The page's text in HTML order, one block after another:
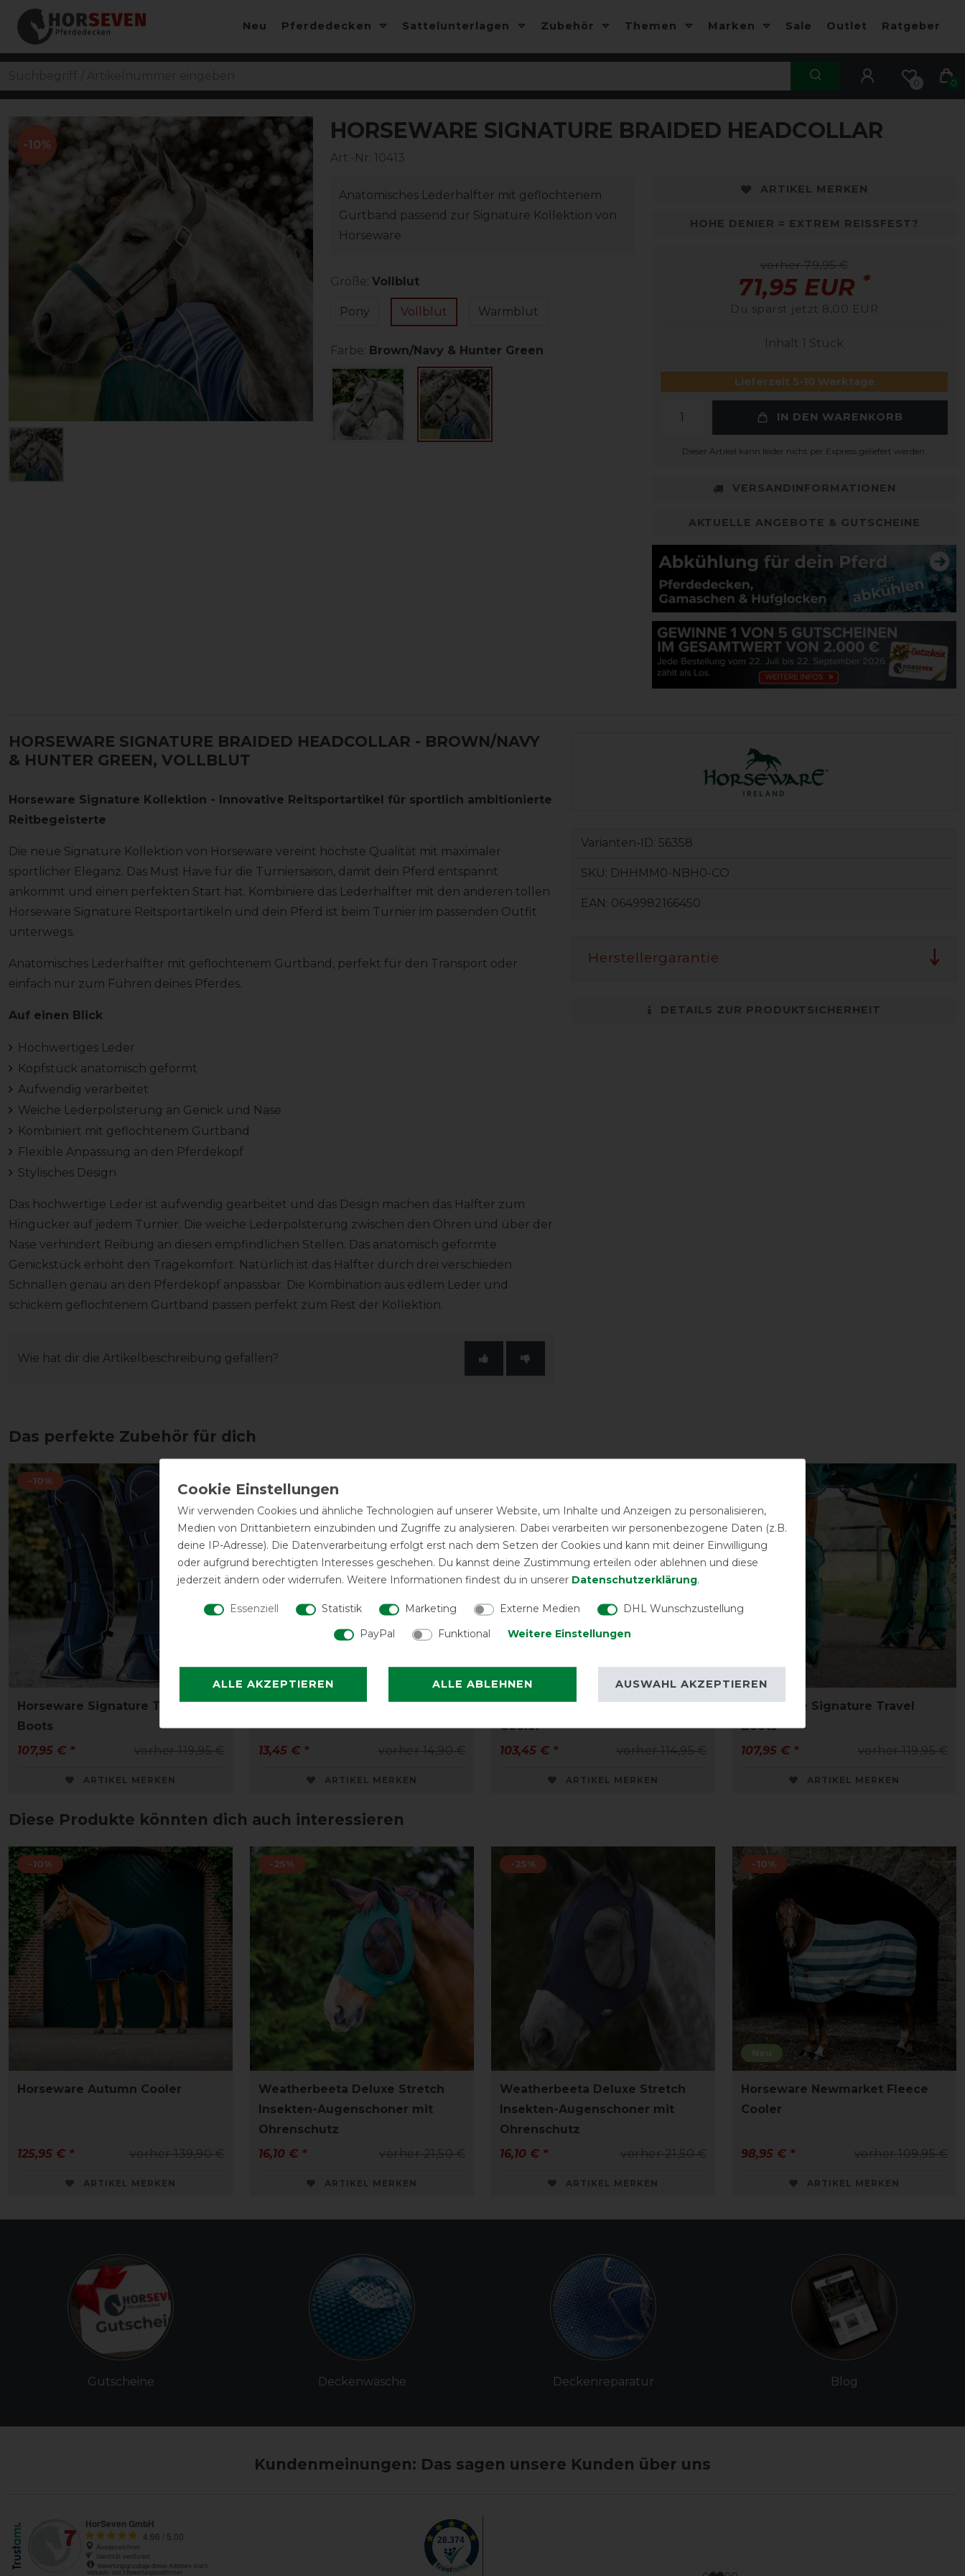
Neu Pferdedecken Sattelunterlagen Zubehör Themen Marken Sale Outlet Ratgeber
0 0
-10%
HORSEWARE SIGNATURE BRAIDED HEADCOLLAR
Art.-Nr: 10413
Anatomisches Lederhalfter mit geflochtenem
Gurtband passend zur Signature Kollektion von
Horseware
Größe: Vollblut
Pony Vollblut Warmblut
Farbe: Brown/Navy & Hunter Green
ARTIKEL MERKEN
HOHE DENIER = EXTREM REISSFEST?
vorher 79,95 €
71,95 EUR *
Du sparst jetzt 8,00 EUR
Inhalt 1 Stück
Lieferzeit 5-10 Werktage
IN DEN WARENKORB
Dieser Artikel kann leider nicht per Express geliefert werden.
VERSANDINFORMATIONEN
AKTUELLE ANGEBOTE & GUTSCHEINE
HORSEWARE SIGNATURE BRAIDED HEADCOLLAR - BROWN/NAVY
& HUNTER GREEN, VOLLBLUT
Horseware Signature Kollektion - Innovative Reitsportartikel für sportlich ambitionierte
Reitbegeisterte
Die neue Signature Kollektion von Horseware vereint höchste Qualität mit maximaler
sportlicher Eleganz. Das Must Have für die Turniersaison, damit dein Pferd entspannt
ankommt und einen perfekten Start hat. Kombiniere das Lederhalfter mit den anderen tollen
Horseware Signature Reitsportartikeln und dein Pferd ist beim Turnier im passenden Outfit
unterwegs.
Anatomisches Lederhalfter mit geflochtenem Gurtband, perfekt für den Transport oder
einfach nur zum Führen deines Pferdes.
Auf einen Blick
Hochwertiges Leder
Kopfstück anatomisch geformt
Aufwendig verarbeitet
Weiche Lederpolsterung an Genick und Nase
Kombiniert mit geflochtenem Gurtband
Flexible Anpassung an den Pferdekopf
Stylisches Design
Das hochwertige Leder ist aufwendig gearbeitet und das Design machen das Halfter zum
Hingucker auf jedem Turnier. Die weiche Lederpolsterung zwischen den Ohren und über der
Nase verhindert Reibung an diesen empfindlichen Stellen. Das anatomisch geformte
Genickstück erhöht den Tragekomfort. Natürlich ist das Halfter durch drei verschieden
Schnallen genau an den Pferdekopf anpassbar. Die Kombination aus edlem Leder und
schickem geflochtenem Gurtband passen perfekt zum Rest der Kollektion.
Wie hat dir die Artikelbeschreibung gefallen?
Varianten-ID: 56358
SKU: DHHMM0-NBH0-CO
EAN: 0649982166450
Herstellergarantie
DETAILS ZUR PRODUKTSICHERHEIT
Das perfekte Zubehör für dich
-10%
Horseware Signature Travel
Boots
vorher 119,95 €
107,95 € *
ARTIKEL MERKEN
-10%
Horseware Signature Lead Rope
vorher 14,90 €
13,45 € *
ARTIKEL MERKEN
Horseware Signature Sport
Cooler
vorher 114,95 €
103,45 € *
ARTIKEL MERKEN
Horseware Signature Travel
Boots
vorher 119,95 €
107,95 € *
ARTIKEL MERKEN
Diese Produkte könnten dich auch interessieren
-10%
Horseware Autumn Cooler
vorher 139,90 €
125,95 € *
ARTIKEL MERKEN
-25%
Weatherbeeta Deluxe Stretch
Insekten-Augenschoner mit
Ohrenschutz
vorher 21,50 €
16,10 € *
ARTIKEL MERKEN
-25%
Weatherbeeta Deluxe Stretch
Insekten-Augenschoner mit
Ohrenschutz
vorher 21,50 €
16,10 € *
ARTIKEL MERKEN
Neu
-10%
Horseware Newmarket Fleece
Cooler
vorher 109,95 €
98,95 € *
ARTIKEL MERKEN
Gutscheine Deckenwäsche Deckenreparatur Blog
Kundenmeinungen: Das sagen unsere Kunden über uns
Wir verwenden Cookies und ähnliche Technologien auf unserer Website, um Inhalte und Anzeigen zu personalisieren,
Medien von Drittanbietern einzubinden und Zugriffe zu analysieren. Dabei verarbeiten wir personenbezogene Daten (z.B.
deine IP-Adresse). Die Datenverarbeitung erfolgt erst nach dem Setzen der Cookies und kann mit deiner Einwilligung
oder aufgrund berechtigten Interesses geschehen. Du kannst deine Zustimmung erteilen oder ablehnen und diese
jederzeit ändern oder widerrufen. Weitere Informationen findest du in unserer Daten­schutz­erklärung.
Essenziell Statistik Marketing Externe Medien
DHL Wunschzustellung
PayPal
Funktional Weitere Einstellungen
ALLE AKZEPTIEREN ALLE ABLEHNEN AUSWAHL AKZEPTIEREN